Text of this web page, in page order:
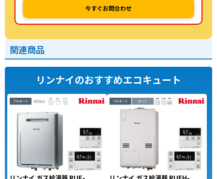
今すぐお問合わせ
関連商品
リンナイのおすすめエコキュート